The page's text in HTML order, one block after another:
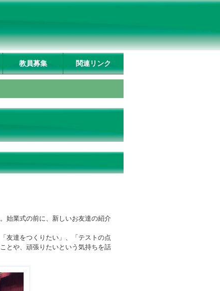
教員募集 関連リンク
始業式の前に、新しいお友達の紹介
友達をつくりたい」、「テストの点
とや、頑張りたいという気持ちを話